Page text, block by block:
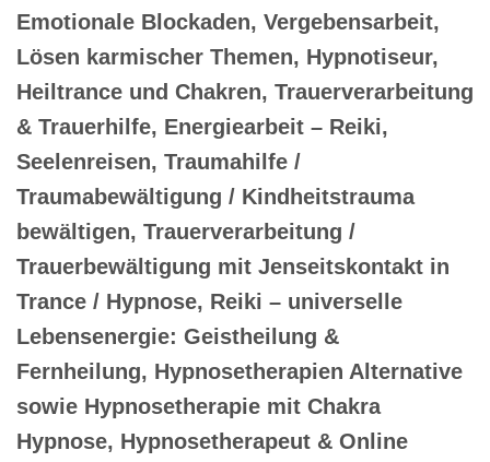
Emotionale Blockaden, Vergebensarbeit,
Lösen karmischer Themen, Hypnotiseur,
Heiltrance und Chakren, Trauerverarbeitung
& Trauerhilfe, Energiearbeit – Reiki,
Seelenreisen, Traumahilfe /
Traumabewältigung / Kindheitstrauma
bewältigen, Trauerverarbeitung /
Trauerbewältigung mit Jenseitskontakt in
Trance / Hypnose, Reiki – universelle
Lebensenergie: Geistheilung &
Fernheilung, Hypnosetherapien Alternative
sowie Hypnosetherapie mit Chakra
Hypnose, Hypnosetherapeut & Online